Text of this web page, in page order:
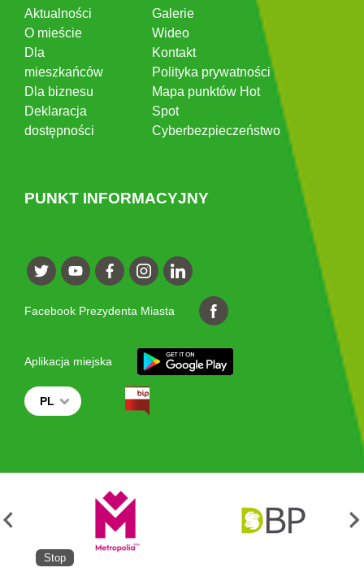
Aktualności
O mieście
Dla
mieszkańców
Dla biznesu
Deklaracja
dostępności
Galerie
Wideo
Kontakt
Polityka prywatności
Mapa punktów Hot
Spot
Cyberbezpieczeństwo
PUNKT INFORMACYJNY
Facebook Prezydenta Miasta
Aplikacja miejska
PL
Stop